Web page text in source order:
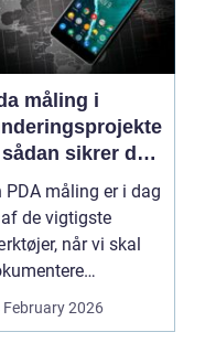
måling i
sikrer du
PDA måling er i dag
de vigtigste
når vi skal
af pæle til
February 2026